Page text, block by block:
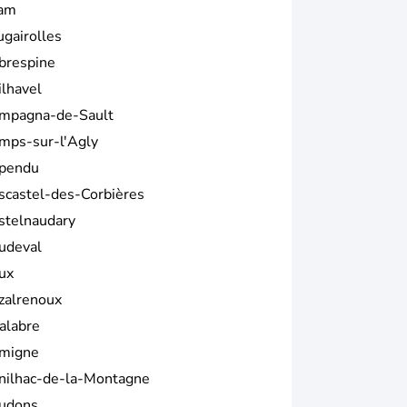
de-Sault
sur-l'Agly
des-Corbières
de-la-Montagne